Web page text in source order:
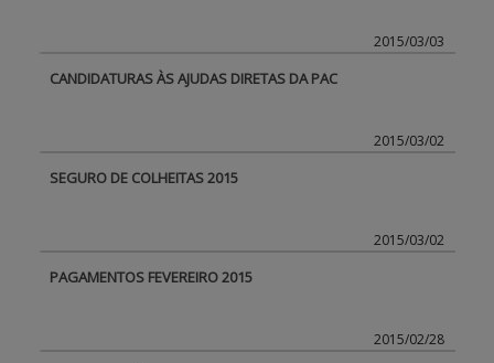
APOIO AO BENEFICIÁRIO
2015/03/03
CANDIDATURAS ÀS AJUDAS DIRETAS DA PAC
2015/03/02
SEGURO DE COLHEITAS 2015
2015/03/02
PAGAMENTOS FEVEREIRO 2015
2015/02/28